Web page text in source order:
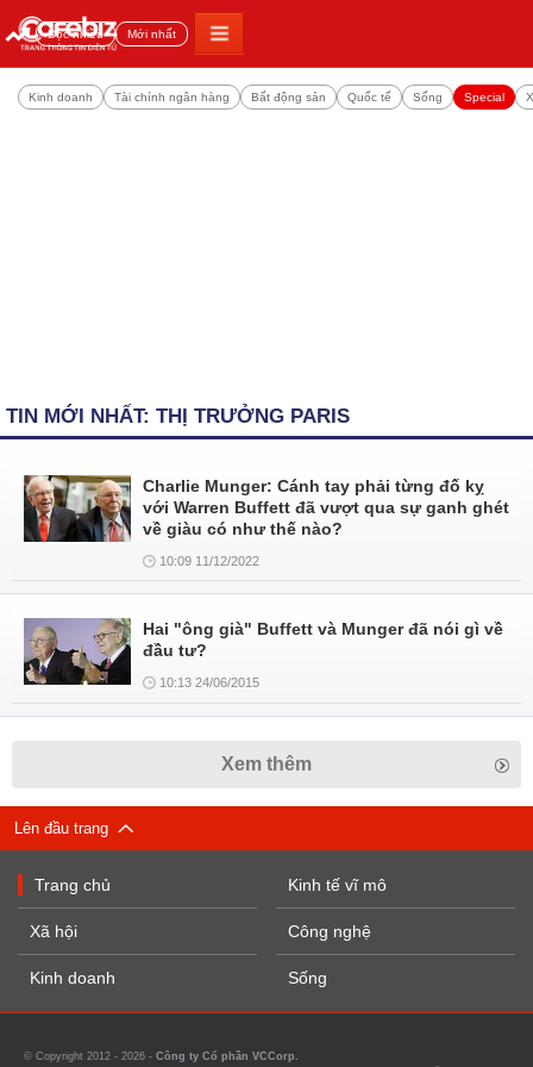
Đọc nhiều Mới nhất
Kinh doanh Tài chính ngân hàng Bất động sản Quốc tế Sống Special
TIN MỚI NHẤT: THỊ TRƯỞNG PARIS
Charlie Munger: Cánh tay phải từng đố kỵ
với Warren Buffett đã vượt qua sự ganh ghét
về giàu có như thế nào?
10:09 11/12/2022
Hai "ông già" Buffett và Munger đã nói gì về
đầu tư?
10:13 24/06/2015
Xem thêm
Lên đầu trang
Trang chủ
Xã hội
Kinh doanh
Kinh tế vĩ mô
Công nghệ
Sống
© Copyright 2012 - 2026 - Công ty Cổ phần VCCorp.